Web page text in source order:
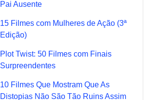
Pai Ausente
15 Filmes com Mulheres de Ação (3ª
Edição)
Plot Twist: 50 Filmes com Finais
Surpreendentes
10 Filmes Que Mostram Que As
Distopias Não São Tão Ruins Assim